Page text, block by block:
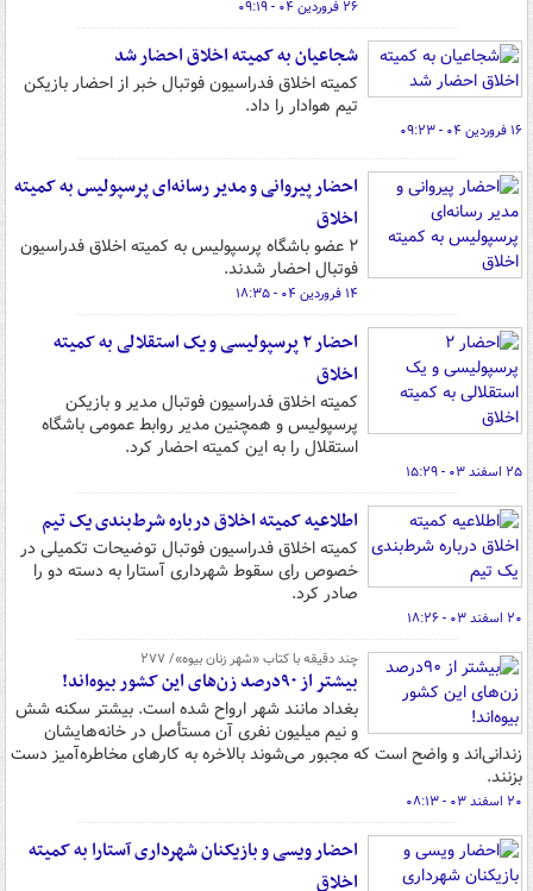
۲۶ فروردین ۰۴ - ۰۹:۱۹
شجاعیان به کمیته اخلاق احضار شد
کمیته اخلاق فدراسیون فوتبال خبر از احضار بازیکن
تیم هوادار را داد.
۱۶ فروردین ۰۴ - ۰۹:۲۳
احضار پیروانی و مدیر رسانه‌ای پرسپولیس به کمیته
اخلاق
۲ عضو باشگاه پرسپولیس به کمیته اخلاق فدراسیون
فوتبال احضار شدند.
۱۴ فروردین ۰۴ - ۱۸:۳۵
احضار ۲ پرسپولیسی و یک استقلالی به کمیته
اخلاق
کمیته اخلاق فدراسیون فوتبال مدیر و بازیکن
پرسپولیس و همچنین مدیر روابط عمومی باشگاه
استقلال را به این کمیته احضار کرد.
۲۵ اسفند ۰۳ - ۱۵:۲۹
اطلاعیه کمیته اخلاق درباره شرط‌بندی یک تیم
کمیته اخلاق فدراسیون فوتبال توضیحات تکمیلی در
خصوص رای سقوط شهرداری آستارا به دسته دو را
صادر کرد.
۲۰ اسفند ۰۳ - ۱۸:۲۶
چند دقیقه با کتاب‌ «شهر زنان بیوه»/ ۲۷۷
بیشتر از ۹۰درصد زن‌های این کشور بیوه‌اند!
بغداد مانند شهر ارواح شده است. بیشتر سکنه شش
و نیم میلیون نفری آن مستأصل در خانه‌هایشان
زندانی‌اند و واضح است که مجبور می‌شوند بالاخره به کارهای مخاطره‌آمیز دست
بزنند.
۲۰ اسفند ۰۳ - ۰۸:۱۳
احضار ویسی و بازیکنان شهرداری آستارا به کمیته
اخلاق